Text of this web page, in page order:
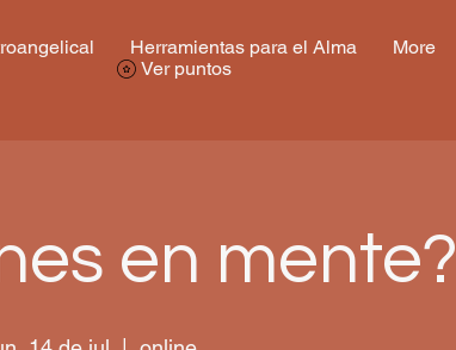
Herramientas para el Alma
More
Ver puntos
en mente?